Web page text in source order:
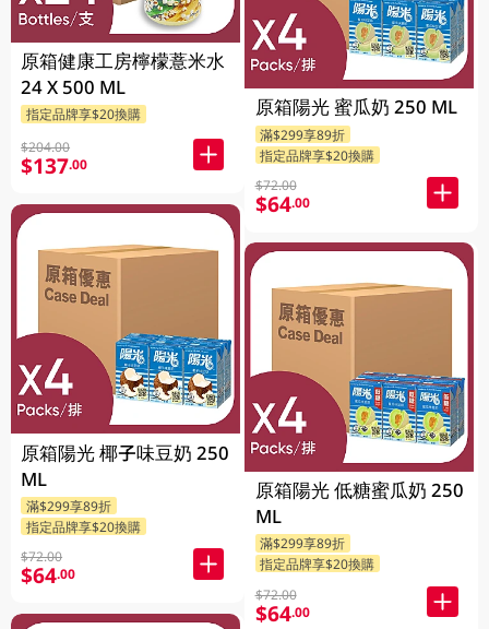
原箱健康工房檸檬薏米水
24 X 500 ML
指定品牌享$20換購
$204.00
$137.00
原箱陽光 椰子味豆奶 250
ML
滿$299享89折
指定品牌享$20換購
$72.00
$64.00
原箱陽光 蜜瓜奶 250 ML
滿$299享89折
指定品牌享$20換購
$72.00
$64.00
原箱陽光 低糖蜜瓜奶 250
ML
滿$299享89折
指定品牌享$20換購
$72.00
$64.00